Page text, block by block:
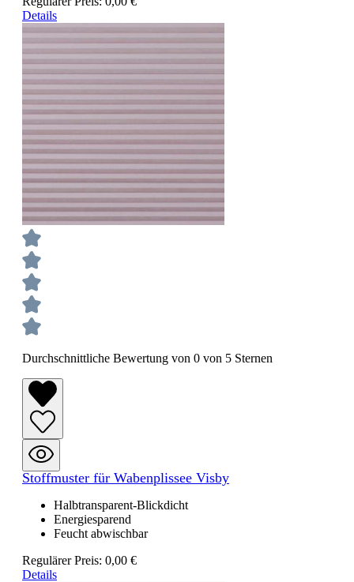
Details
Durchschnittliche Bewertung von 0 von 5 Sternen
Stoffmuster für Wabenplissee Visby
Halbtransparent-Blickdicht
Energiesparend
Feucht abwischbar
Regulärer Preis: 0,00 €
Details